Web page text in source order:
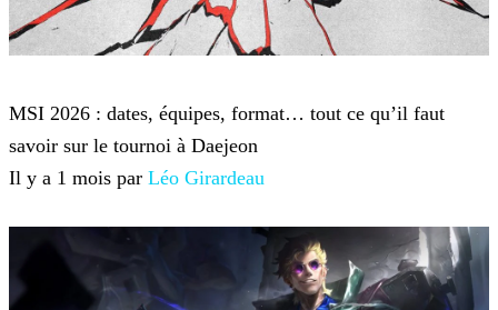
MSI 2026 : dates, équipes, format… tout ce qu’il faut
savoir sur le tournoi à Daejeon
Il y a 1 mois par Léo Girardeau